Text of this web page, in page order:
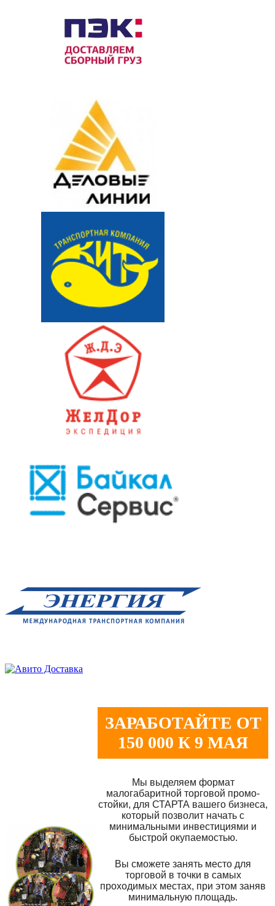
ЗАРАБОТАЙТЕ ОТ
150 000 К 9 МАЯ
Мы выделяем формат
малогабаритной торговой промо-
стойки, для СТАРТА вашего бизнеса,
который позволит начать с
минимальными инвестициями и
быстрой окупаемостью.
Вы сможете занять место для
торговой в точки в самых
проходимых местах, при этом заняв
минимальную площадь.